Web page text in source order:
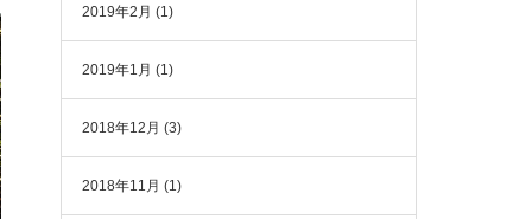
2019年2月 (1)
2019年1月 (1)
2018年12月 (3)
2018年11月 (1)